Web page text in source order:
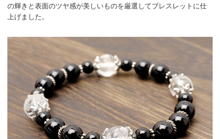
の輝きと表面のツヤ感が美しいものを厳選してブレスレットに仕
上げました。